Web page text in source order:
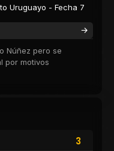
Uruguayo - Fecha 7
Núñez pero se
por motivos
3